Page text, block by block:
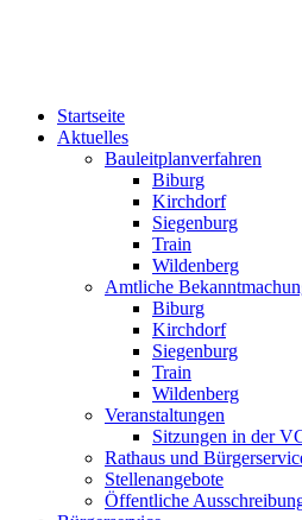
Startseite
Aktuelles
Bauleitplanverfahren
Biburg
Kirchdorf
Siegenburg
Train
Wildenberg
Amtliche
Biburg
Kirchdorf
Siegenburg
Train
Wildenberg
Veranstaltungen
Sitzungen in der
Rathaus und
Stellenangebote
Öffentliche